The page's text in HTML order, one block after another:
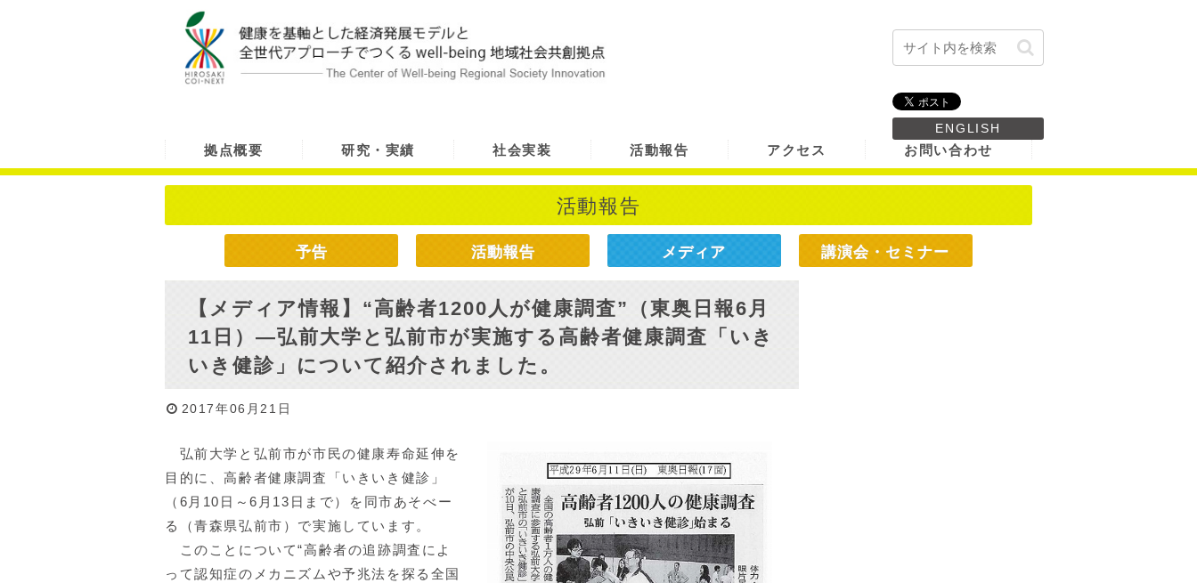
ENGLISH
拠点概要 研究・実績 社会実装 活動報告 アクセス お問い合わせ
活動報告
予告 活動報告 メディア 講演会・セミナー
【メディア情報】“高齢者1200人が健康調査”（東奥日報6月
11日）―弘前大学と弘前市が実施する高齢者健康調査「いき
いき健診」について紹介されました。
2017年06月21日
弘前大学と弘前市が市民の健康寿命延伸を
目的に、高齢者健康調査「いきいき健診」
（6月10日～6月13日まで）を同市あそべー
る（青森県弘前市）で実施しています。
このことについて“高齢者の追跡調査によ
って認知症のメカニズムや予兆法を探る全国